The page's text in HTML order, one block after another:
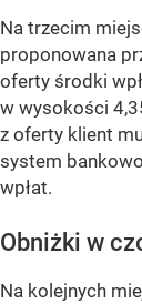
Na trzecim
proponowana
oferty środki
w wysokości
z oferty klient
system
wpłat.
Obniżki w
Na kolejnych